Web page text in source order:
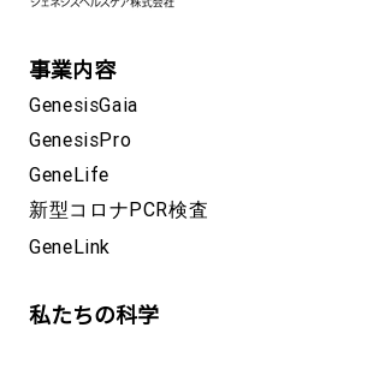
事業内容
GenesisGaia
GenesisPro
GeneLife
新型コロナPCR検査
GeneLink
私たちの科学